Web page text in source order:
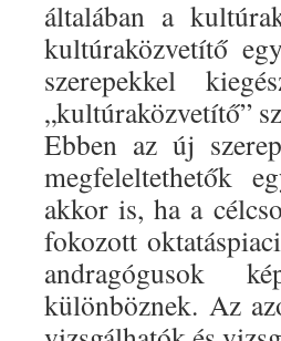
általában a
kultúraközvetítő
szerepekkel
„kultúraközvetítő”
Ebben az új
megfeleltethetők
akkor is, ha a
fokozott
andragógusok
különböznek. Az